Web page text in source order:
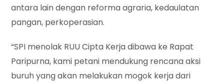
antara lain dengan reforma agraria, kedaulatan
pangan, perkoperasian.
“SPI menolak RUU Cipta Kerja dibawa ke Rapat
Paripurna, kami petani mendukung rencana aksi
buruh yang akan melakukan mogok kerja dari